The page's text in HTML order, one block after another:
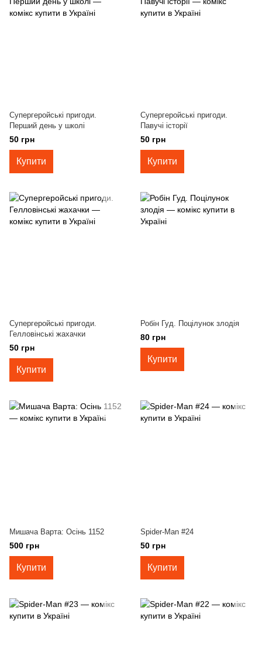
Супергеройські пригоди.
Перший день у школі
50 грн
Купити
Супергеройські пригоди.
Павучі історії
50 грн
Купити
Супергеройські пригоди.
Гелловінські жахачки
50 грн
Купити
Робін Гуд. Поцілунок злодія
80 грн
Купити
Мишача Варта: Осінь 1152
500 грн
Купити
Spider-Man #24
50 грн
Купити